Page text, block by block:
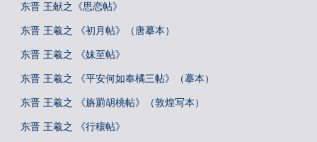
东晋 王献之《思恋帖》
东晋 王羲之 《初月帖》（唐摹本）
东晋 王羲之 《妹至帖》
东晋 王羲之 《平安何如奉橘三帖》（摹本）
东晋 王羲之 《旃罽胡桃帖》（敦煌写本）
东晋 王羲之 《行穰帖》